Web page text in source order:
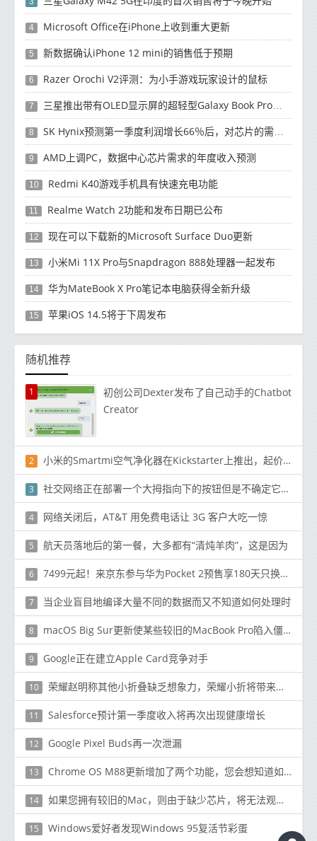
4 Microsoft Office在iPhone上收到重大更新
5 新数据确认iPhone 12 mini的销售低于预期
6 Razer Orochi V2评测：为小手游戏玩家设计的鼠标
7 三星推出带有OLED显示屏的超轻型Galaxy Book Pro和Galaxy Book Pro 360笔记本电脑
8 SK Hynix预测第一季度利润增长66％后，对芯片的需求将增强
9 AMD上调PC，数据中心芯片需求的年度收入预测
10 Redmi K40游戏手机具有快速充电功能
11 Realme Watch 2功能和发布日期已公布
12 现在可以下载新的Microsoft Surface Duo更新
13 小米Mi 11X Pro与Snapdragon 888处理器一起发布
14 华为MateBook X Pro笔记本电脑获得全新升级
15 苹果iOS 14.5将于下周发布
随机推荐
1
初创公司Dexter发布了自己动手的Chatbot
Creator
2 小米的Smartmi空气净化器在Kickstarter上推出，起价219美元
3 社交网络正在部署一个大拇指向下的按钮但是不确定它是否会付诸实践
4 网络关闭后，AT&T 用免费电话让 3G 客户大吃一惊
5 航天员落地后的第一餐，大多都有“清炖羊肉”，这是因为
6 7499元起！来京东参与华为Pocket 2预售享180天只换不修
7 当企业盲目地编译大量不同的数据而又不知道如何处理时
8 macOS Big Sur更新使某些较旧的MacBook Pro陷入僵局
9 Google正在建立Apple Card竞争对手
10 荣耀赵明称其他小折叠缺乏想象力，荣耀小折将带来独特价值
11 Salesforce预计第一季度收入将再次出现健康增长
12 Google Pixel Buds再一次泄漏
13 Chrome OS M88更新增加了两个功能，您会想知道如果没有
14 如果您拥有较旧的Mac，则由于缺少芯片，将无法观看4K Netflix
15 Windows爱好者发现Windows 95复活节彩蛋